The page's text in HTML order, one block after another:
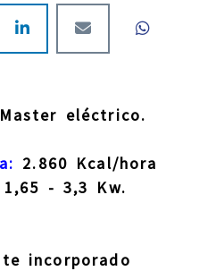
eléctrico.
2.860 Kcal/hora
1,65 - 3,3 Kw.
incorporado